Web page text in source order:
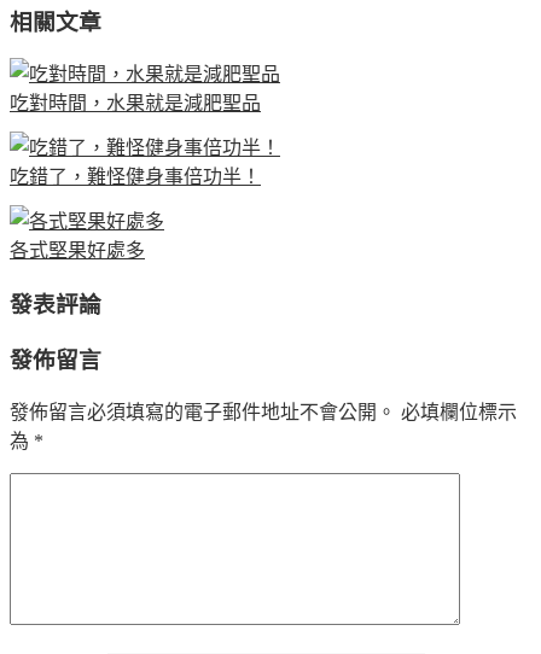
相關文章
吃對時間，水果就是減肥聖品
吃錯了，難怪健身事倍功半！
各式堅果好處多
發表評論
發佈留言
發佈留言必須填寫的電子郵件地址不會公開。 必填欄位標示
為 *